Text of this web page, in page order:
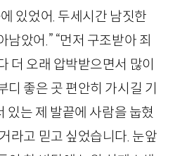
있었어. 두세시간 남짓한
남았어.” “먼저 구조받아 죄
더 오래 압박받으면서 많이
디 좋은 곳 편안히 가시길 기
있는 제 발끝에 사람을 눕혔
라고 믿고 싶었습니다. 눈앞